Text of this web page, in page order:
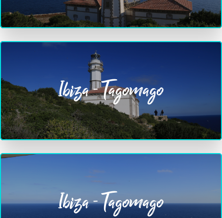
Ibiza - Tagomago
Ibiza - Tagomago